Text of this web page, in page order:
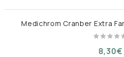
Medichrom Cranber Extra
8,30€